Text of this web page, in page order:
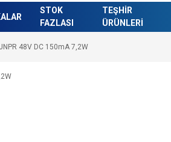
STOK
FAZLASI
TEŞHİR
ÜRÜNLERİ
48V DC 150mA 7,2W